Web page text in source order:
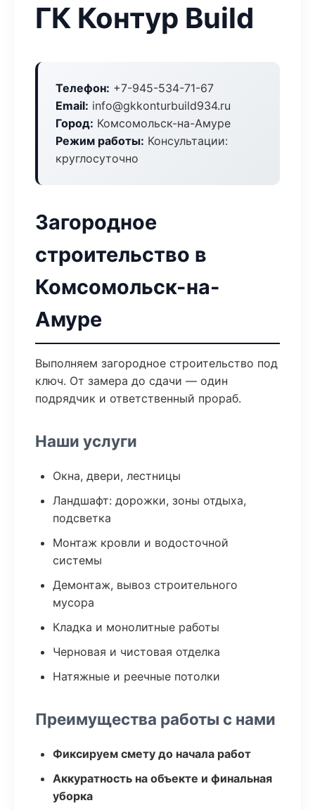
ГК Контур Build
Телефон: +7-945-534-71-67
Email: info@gkkonturbuild934.ru
Город: Комсомольск-на-Амуре
Режим работы: Консультации:
круглосуточно
Загородное
строительство в
Комсомольск-на-
Амуре
Выполняем загородное строительство под
ключ. От замера до сдачи — один
подрядчик и ответственный прораб.
Наши услуги
Окна, двери, лестницы
Ландшафт: дорожки, зоны отдыха,
подсветка
Монтаж кровли и водосточной
системы
Демонтаж, вывоз строительного
мусора
Кладка и монолитные работы
Черновая и чистовая отделка
Натяжные и реечные потолки
Преимущества работы с нами
Фиксируем смету до начала работ
Аккуратность на объекте и финальная
уборка